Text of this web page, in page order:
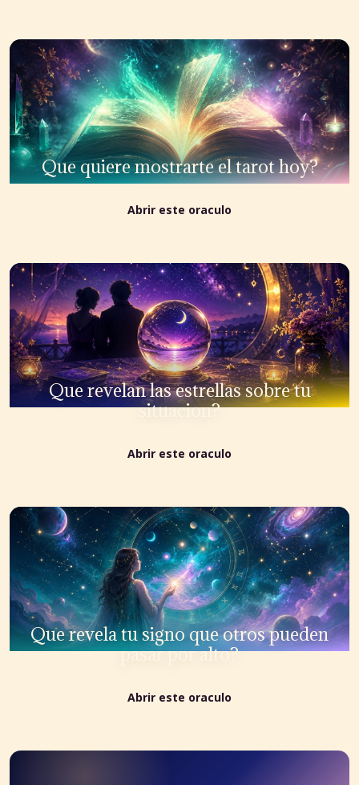
Que quiere mostrarte el tarot hoy?
Abrir este oraculo
Que revelan las estrellas sobre tu
situacion?
Abrir este oraculo
Que revela tu signo que otros pueden
pasar por alto?
Abrir este oraculo